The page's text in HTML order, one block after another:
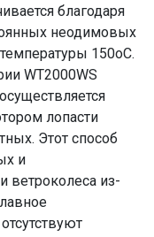
благодаря
неодимовых
150оС.
WT2000WS
лопасти
Этот способ
и
ветроколеса из-